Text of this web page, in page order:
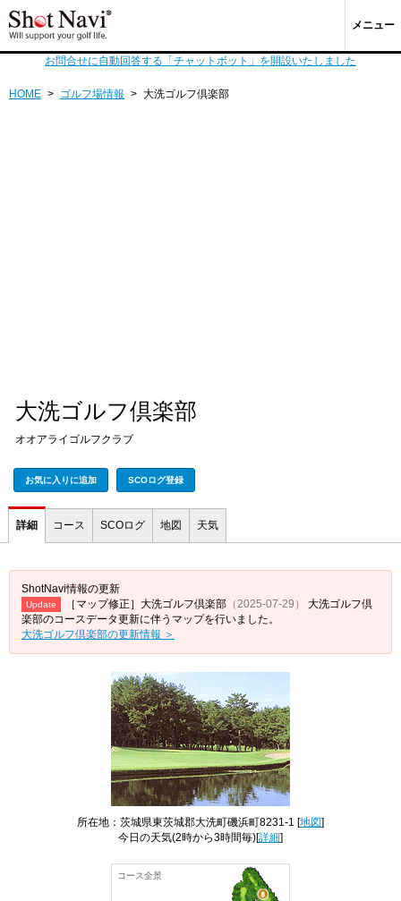
メニュー
お問合せに自動回答する「チャットボット」を開設いたしました
HOME > ゴルフ場情報 > 大洗ゴルフ倶楽部
大洗ゴルフ倶楽部
オオアライゴルフクラブ
お気に入りに追加 SCOログ登録
詳細 コース SCOログ 地図 天気
ShotNavi情報の更新
Update ［マップ修正］大洗ゴルフ倶楽部 （2025-07-29）
大洗ゴルフ倶
楽部のコースデータ更新に伴うマップを行いました。
大洗ゴルフ倶楽部の更新情報 ＞
所在地：茨城県東茨城郡大洗町磯浜町8231-1 [地図]
今日の天気(2時から3時間毎)[詳細]
コース全景